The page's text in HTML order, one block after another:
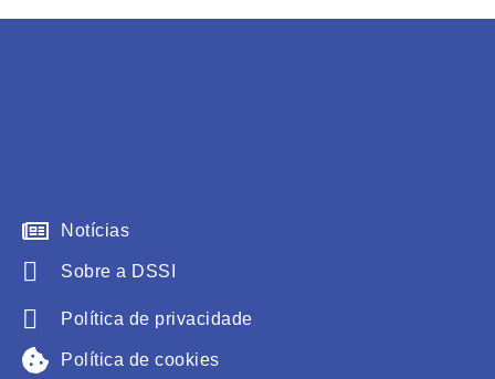
Notícias
Sobre a DSSI
Política de privacidade
Política de cookies